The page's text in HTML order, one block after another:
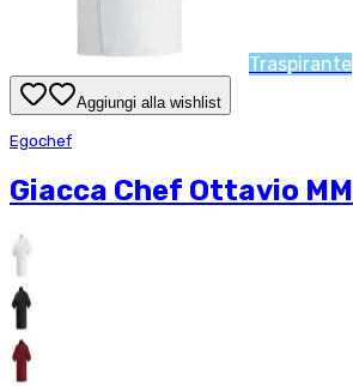
Traspirante
Aggiungi alla wishlist
Egochef
Giacca Chef Ottavio MM